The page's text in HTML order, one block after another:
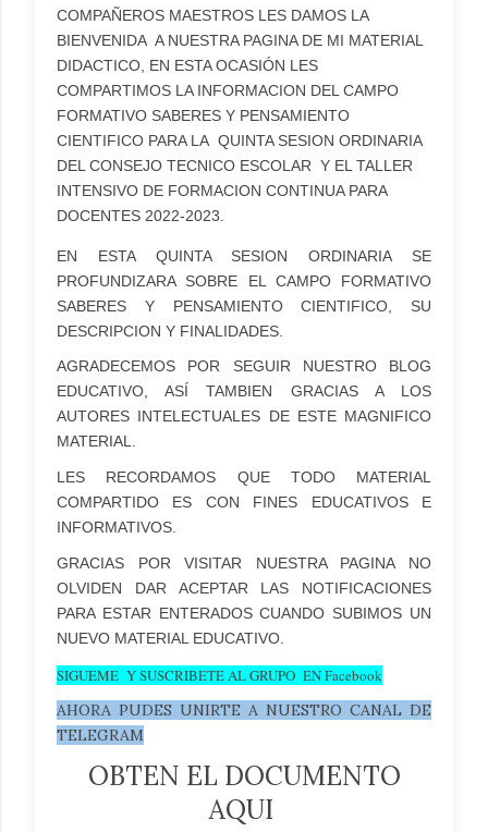
COMPAÑEROS MAESTROS LES DAMOS LA
BIENVENIDA A NUESTRA PAGINA DE MI MATERIAL
DIDACTICO, EN ESTA OCASIÓN LES
COMPARTIMOS LA INFORMACION DEL CAMPO
FORMATIVO SABERES Y PENSAMIENTO
CIENTIFICO PARA LA QUINTA SESION ORDINARIA
DEL CONSEJO TECNICO ESCOLAR Y EL TALLER
INTENSIVO DE FORMACION CONTINUA PARA
DOCENTES 2022-2023.
EN ESTA QUINTA SESION ORDINARIA SE
PROFUNDIZARA SOBRE EL CAMPO FORMATIVO
SABERES Y PENSAMIENTO CIENTIFICO, SU
DESCRIPCION Y FINALIDADES.
AGRADECEMOS POR SEGUIR NUESTRO BLOG
EDUCATIVO, ASÍ TAMBIEN GRACIAS A LOS
AUTORES INTELECTUALES DE ESTE MAGNIFICO
MATERIAL.
LES RECORDAMOS QUE TODO MATERIAL
COMPARTIDO ES CON FINES EDUCATIVOS E
INFORMATIVOS.
GRACIAS POR VISITAR NUESTRA PAGINA NO
OLVIDEN DAR ACEPTAR LAS NOTIFICACIONES
PARA ESTAR ENTERADOS CUANDO SUBIMOS UN
NUEVO MATERIAL EDUCATIVO.
SIGUEME Y SUSCRIBETE AL GRUPO EN Facebook
AHORA PUDES UNIRTE A NUESTRO CANAL DE
TELEGRAM
OBTEN EL DOCUMENTO
AQUI